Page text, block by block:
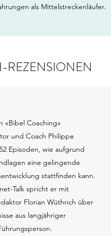
als Mittelstreckenläufer.
REZENSIONEN
«Bibel Coaching»
und Coach Philippe
Episoden, wie aufgrund
eine gelingende
stattfinden kann.
Talk spricht er mit
Florian Wüthrich über
aus langjähriger